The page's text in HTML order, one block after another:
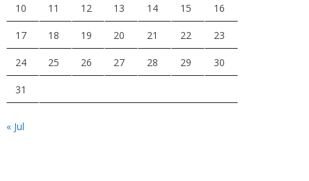
10 11 12 13 14 15 16
17 18 19 20 21 22 23
24 25 26 27 28 29 30
31
« Jul